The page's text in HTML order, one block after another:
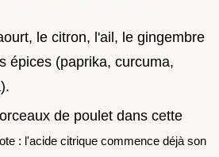
le citron, l'ail, le gingembre
épices (paprika, curcuma,
de poulet dans cette
: l'acide citrique commence déjà son